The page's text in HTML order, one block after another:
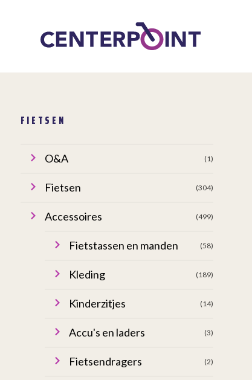
FIETSEN
O&A (1)
Fietsen (304)
Accessoires (499)
Fietstassen en manden (58)
Kleding (189)
Kinderzitjes (14)
Accu's en laders (3)
Fietsendragers (2)